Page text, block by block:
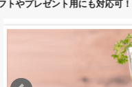
プレゼント用にも対応可
all brands